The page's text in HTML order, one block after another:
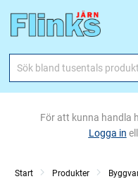
För att kunna handla
Logga in
Start Produkter